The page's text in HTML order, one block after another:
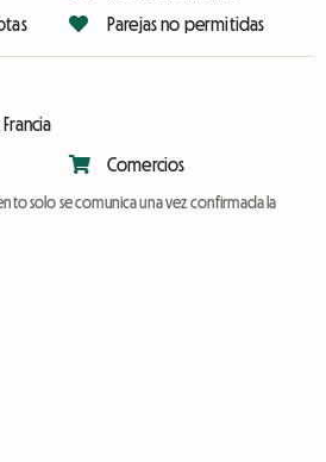
Parejas no permitidas
Comercios
solo se comunica una vez confirmada la